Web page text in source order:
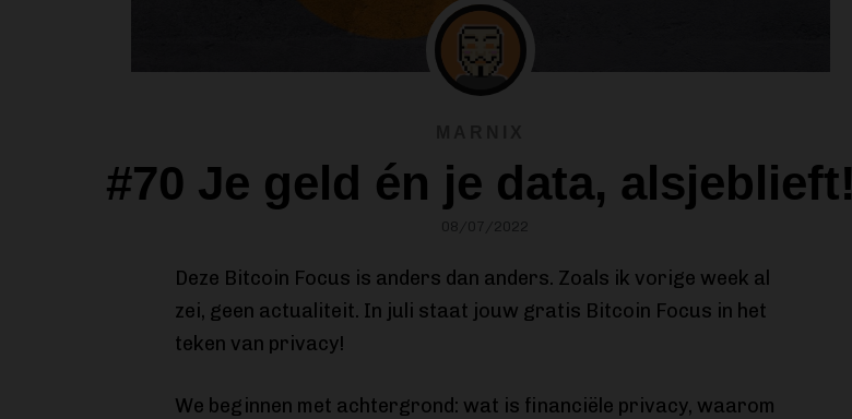
#70 Je geld én je data, alsjeblieft!
08/07/2022
Deze Bitcoin Focus is anders dan anders. Zoals ik vorige week al
zei, geen actualiteit. In juli staat jouw gratis Bitcoin Focus in het
teken van privacy!
We beginnen met achtergrond: wat is financiële privacy, waarom